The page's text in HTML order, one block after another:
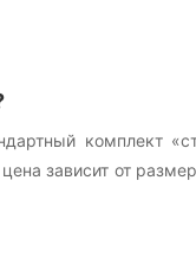
комплект
зависит от